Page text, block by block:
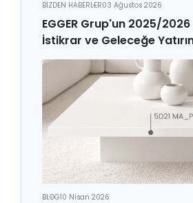
BİZDEN HABERLER03 Ağustos 2026
EGGER Grup'un 2025/2026
İstikrar ve Geleceğe
BLOG10 Nisan 2026